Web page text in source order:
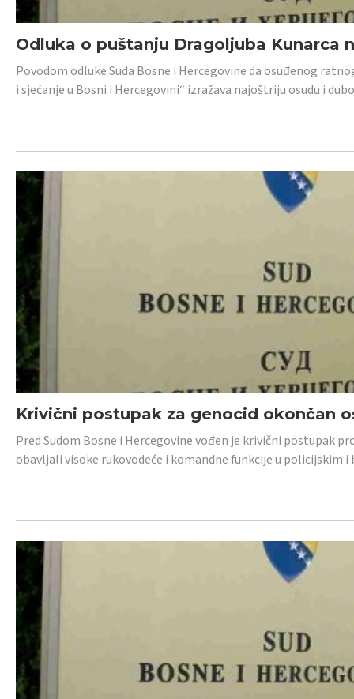
Odluka o puštanju Dragoljuba Kunarca
Povodom odluke Suda Bosne i Hercegovine da osuđenog
i sjećanje u Bosni i Hercegovini“ izražava najoštriju osudu i
Krivični postupak za genocid okončan
Pred Sudom Bosne i Hercegovine vođen je krivični postupak
obavljali visoke rukovodeće i komandne funkcije u policijskim